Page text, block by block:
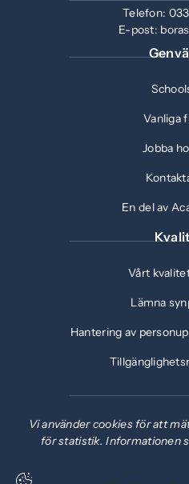
Telefon:
E-post:
Vanliga
Jobba
En del av
Vårt
Lämna
Hantering av
Vi använder cookies för att
för statistik. Informationen